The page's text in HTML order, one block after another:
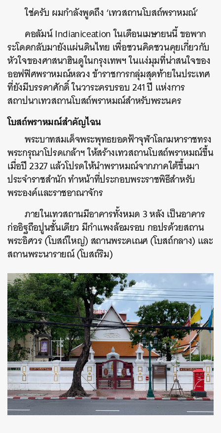
ใช่ครับ ผมกำลังพูดถึง ‘เทวสถานโบสถ์พราหมณ์’
คอลัมน์ Indianiceation ในเดือนเมษายนนี้ ขอพาก
ระโดดกลับมายังแผ่นดินไทย เพื่อชวนคิดชวนคุยเกี่ยวกับ
หัวใจของศาสนาฮินดูในกรุงเทพฯ ในแง่มุมที่น่าสนใจของ
ออฟฟิศพราหมณ์หลวง ข้าราชการกลุ่มสุดท้ายในประเทศ
ที่ยังมีบรรดาศักดิ์ ในวาระครบรอบ 241 ปี แห่งการ
สถาปนาเทวสถานโบสถ์พราหมณ์สำหรับพระนคร
โบสถ์พราหมณ์สำคัญไฉน
พระบาทสมเด็จพระพุทธยอดฟ้าจุฬาโลกมหาราชทรง
พระกรุณาโปรดเกล้าฯ ให้สร้างเทวสถานโบสถ์พราหมณ์ขึ้น
เมื่อปี 2327 แล้วโปรดให้นำพราหมณ์จากภาคใต้ขึ้นมา
ประจำราชสำนัก ทำหน้าที่ประกอบพระราชพิธีสำหรับ
พระองค์และราชอาณาจักร
ภายในเทวสถานมีอาคารทั้งหมด 3 หลัง เป็นอาคาร
ก่ออิฐถือปูนชั้นเดียว มีกำแพงล้อมรอบ กอปรด้วยสถาน
พระอิศวร (โบสถ์ใหญ่) สถานพระคเณศ (โบสถ์กลาง) และ
สถานพระนารายณ์ (โบสถ์ริม)